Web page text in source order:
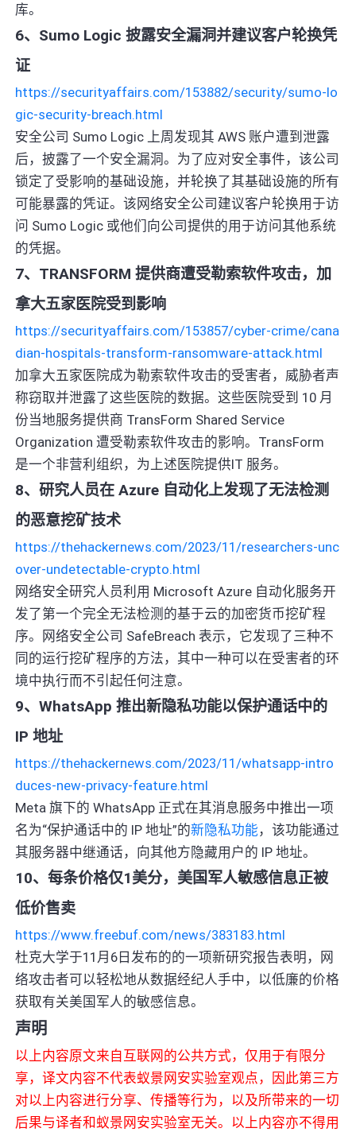
库。
6、Sumo Logic 披露安全漏洞并建议客户轮换凭
证
https://securityaffairs.com/153882/security/sumo-lo
gic-security-breach.html
安全公司 Sumo Logic 上周发现其 AWS 账户遭到泄露
后，披露了一个安全漏洞。为了应对安全事件，该公司
锁定了受影响的基础设施，并轮换了其基础设施的所有
可能暴露的凭证。该网络安全公司建议客户轮换用于访
问 Sumo Logic 或他们向公司提供的用于访问其他系统
的凭据。
7、TRANSFORM 提供商遭受勒索软件攻击，加
拿大五家医院受到影响
https://securityaffairs.com/153857/cyber-crime/cana
dian-hospitals-transform-ransomware-attack.html
加拿大五家医院成为勒索软件攻击的受害者，威胁者声
称窃取并泄露了这些医院的数据。这些医院受到 10 月
份当地服务提供商 TransForm Shared Service
Organization 遭受勒索软件攻击的影响。TransForm
是一个非营利组织，为上述医院提供IT 服务。
8、研究人员在 Azure 自动化上发现了无法检测
的恶意挖矿技术
https://thehackernews.com/2023/11/researchers-unc
over-undetectable-crypto.html
网络安全研究人员利用 Microsoft Azure 自动化服务开
发了第一个完全无法检测的基于云的加密货币挖矿程
序。网络安全公司 SafeBreach 表示，它发现了三种不
同的运行挖矿程序的方法，其中一种可以在受害者的环
境中执行而不引起任何注意。
9、WhatsApp 推出新隐私功能以保护通话中的
IP 地址
https://thehackernews.com/2023/11/whatsapp-intro
duces-new-privacy-feature.html
Meta 旗下的 WhatsApp 正式在其消息服务中推出一项
名为“保护通话中的 IP 地址”的新隐私功能 ，该功能通过
其服务器中继通话，向其他方隐藏用户的 IP 地址。
10、每条价格仅1美分，美国军人敏感信息正被
低价售卖
https://www.freebuf.com/news/383183.html
杜克大学于11月6日发布的的一项新研究报告表明，网
络攻击者可以轻松地从数据经纪人手中，以低廉的价格
获取有关美国军人的敏感信息。
声明
以上内容原文来自互联网的公共方式，仅用于有限分
享，译文内容不代表蚁景网安实验室观点，因此第三方
对以上内容进行分享、传播等行为，以及所带来的一切
后果与译者和蚁景网安实验室无关。以上内容亦不得用